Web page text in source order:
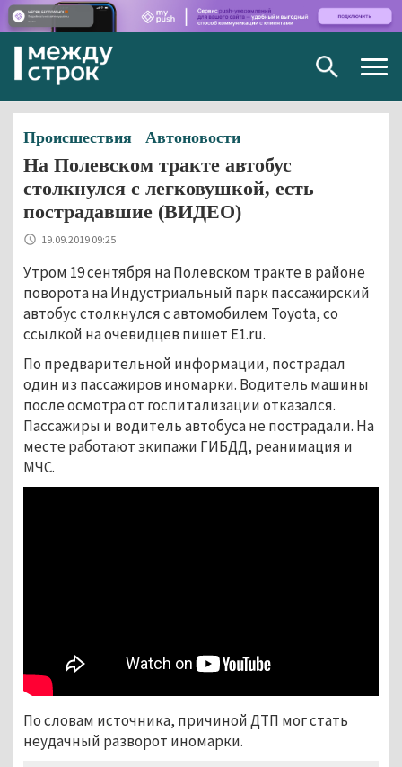
Происшествия Автоновости
На Полевском тракте автобус
столкнулся с легковушкой, есть
пострадавшие (ВИДЕО)
19.09.2019 09:25
Утром 19 сентября на Полевском тракте в районе
поворота на Индустриальный парк пассажирский
автобус столкнулся с автомобилем Toyota, со
ссылкой на очевидцев пишет E1.ru.
По предварительной информации, пострадал
один из пассажиров иномарки. Водитель машины
после осмотра от госпитализации отказался.
Пассажиры и водитель автобуса не пострадали. На
месте работают экипажи ГИБДД, реанимация и
МЧС.
По словам источника, причиной ДТП мог стать
неудачный разворот иномарки.